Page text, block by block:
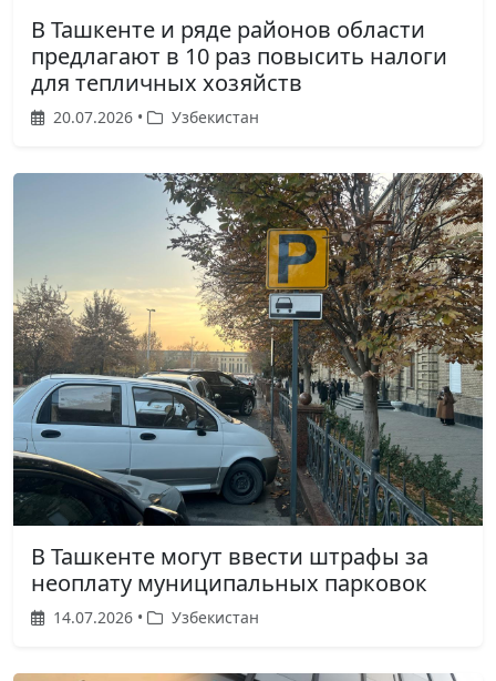
В Ташкенте и ряде районов области
предлагают в 10 раз повысить налоги
для тепличных хозяйств
20.07.2026 • Узбекистан
В Ташкенте могут ввести штрафы за
неоплату муниципальных парковок
14.07.2026 • Узбекистан